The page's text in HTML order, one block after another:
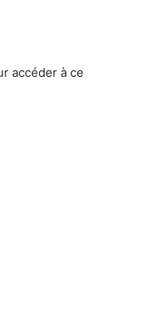
accéder à ce